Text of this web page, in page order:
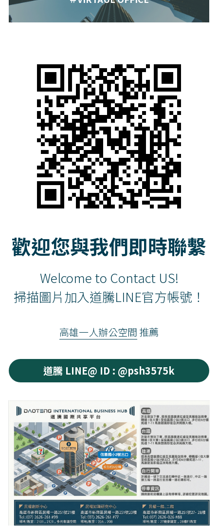
歡迎您與我們即時聯繫
Welcome to Contact US!
掃描圖片加入道騰LINE官方帳號！
高雄一人辦公空間 推薦
道騰 LINE@ ID : @psh3575k